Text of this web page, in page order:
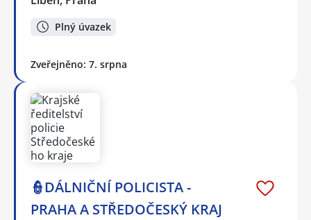
Plný úvazek
Zveřejněno: 7. srpna
👮DÁLNIČNÍ POLICISTA -
PRAHA A STŘEDOČESKÝ KRAJ